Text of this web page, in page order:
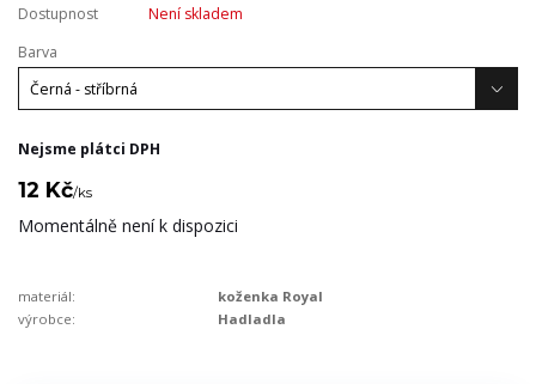
Dostupnost
Není skladem
Barva
Nejsme plátci DPH
12 Kč/ks
Momentálně není k dispozici
materiál:
koženka Royal
výrobce:
Hadladla